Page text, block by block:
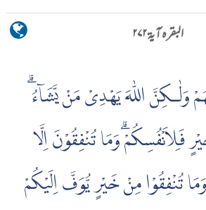
البقرہ آية ۲۷۲
وَلٰـكِنَّ اللّٰهَ يَهْدِىْ مَنْ يَّشَاۤءُ
فَلِاَنْفُسِكُمْۗ وَمَا تُنْفِقُوْنَ اِلَّا
وَمَا تُنْفِقُوْا مِنْ خَيْرٍ يُّوَفَّ اِلَيْكُمْ